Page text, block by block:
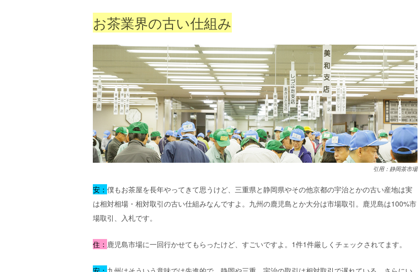
お茶業界の古い仕組み
引用：静岡茶市場
安： 僕もお茶屋を長年やってきて思うけど、三重県と静岡県やその他京都の宇治とかの古い産地は実
は相対相場・相対取引の古い仕組みなんですよ。九州の鹿児島とか大分は市場取引。鹿児島は100%市
場取引、入札です。
住： 鹿児島市場に一回行かせてもらったけど、すごいですよ。1件1件厳しくチェックされてます。